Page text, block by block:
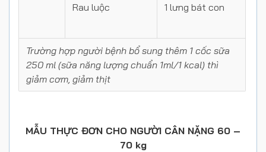
Rau luộc
1 lưng bát con
Trường hợp người bệnh bổ sung thêm 1 cốc sữa
250 ml (sữa năng lượng chuẩn 1ml/1 kcal) thì
giảm cơm, giảm thịt
MẪU THỰC ĐƠN CHO NGƯỜI CÂN NẶNG 60 –
70 kg